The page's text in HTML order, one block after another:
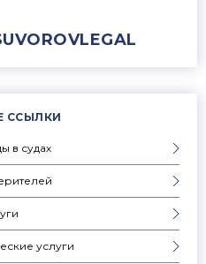
ССЫЛКИ
в судах
услуги